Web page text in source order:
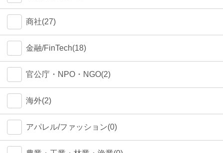
商社(27)
金融/FinTech(18)
官公庁・NPO・NGO(2)
海外(2)
アパレル/ファッション(0)